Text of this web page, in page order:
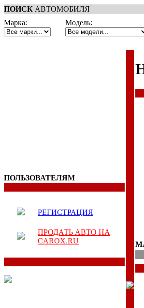
ПОИСК АВТОМОБИЛЯ
Марка:
Модель:
ПОЛЬЗОВАТЕЛЯМ
РЕГИСТРАЦИЯ
ПРОДАТЬ АВТО НА
CAROX.RU